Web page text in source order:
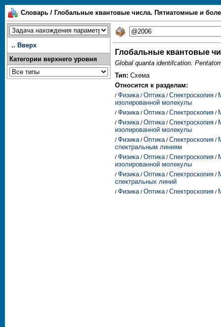
Словарь / Глобальные квантовые числа. Пятиатомные и
.. Вверх
Категории верхнего уровня
Глобальные квантовые
Global quanta identifcation.
Тип: Схема
Относится к разделам:
/ Физика / Оптика / Спектроскопия /
изолированной молекулы
/ Физика / Оптика / Спектроскопия /
/ Физика / Оптика / Спектроскопия /
изолированной молекулы
/ Физика / Оптика / Спектроскопия /
спектральным линиям
/ Физика / Оптика / Спектроскопия /
изолированной молекулы
/ Физика / Оптика / Спектроскопия /
спектральных линий
/ Физика / Оптика / Спектроскопия /